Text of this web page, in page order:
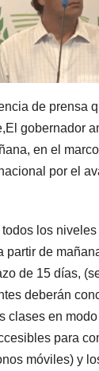
de prensa
gobernador
en el
por el
los niveles
partir de
de 15 días,
deberán
clases en
para
móviles) y